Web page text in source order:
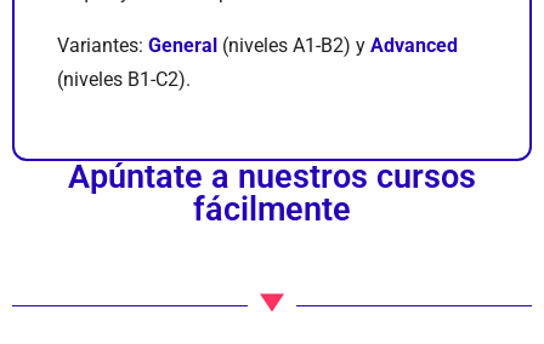
Variantes: General (niveles A1-B2) y Advanced
(niveles B1-C2).
Apúntate a nuestros cursos
fácilmente